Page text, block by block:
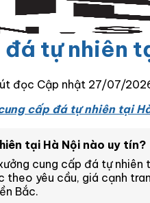
tự nhiên
đọc Cập nhật 27/07/
cấp đá tự nhiên tại
tại Hà Nội nào uy tín?
cung cấp đá tự
theo yêu cầu, giá cạnh
Bắc.